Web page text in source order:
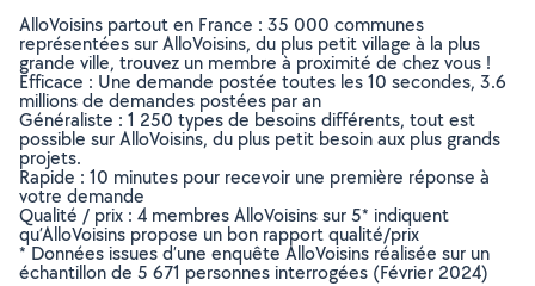
AlloVoisins partout en France : 35 000 communes
représentées sur AlloVoisins, du plus petit village à la plus
grande ville, trouvez un membre à proximité de chez vous !
Efficace : Une demande postée toutes les 10 secondes, 3.6
millions de demandes postées par an
Généraliste : 1 250 types de besoins différents, tout est
possible sur AlloVoisins, du plus petit besoin aux plus grands
projets.
Rapide : 10 minutes pour recevoir une première réponse à
votre demande
Qualité / prix : 4 membres AlloVoisins sur 5* indiquent
qu’AlloVoisins propose un bon rapport qualité/prix
* Données issues d’une enquête AlloVoisins réalisée sur un
échantillon de 5 671 personnes interrogées (Février 2024)